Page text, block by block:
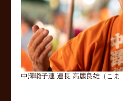
中澤囃子連 連長 高麗良雄（こま